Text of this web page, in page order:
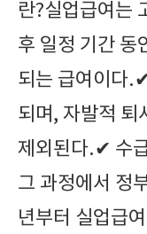
란?실업급여는
후 일정 기간 동
되는 급여이다
되며, 자발적 퇴
제외된다.✔ 수
그 과정에서 정
년부터 실업급